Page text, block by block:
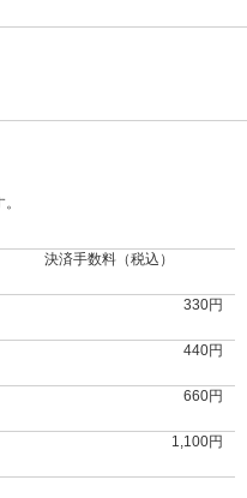
決済手数料（税込）
330円
440円
660円
1,100円